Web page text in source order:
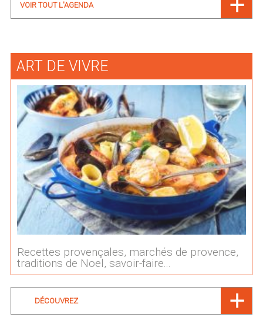
VOIR TOUT L'AGENDA
ART DE VIVRE
Recettes provençales, marchés de provence,
traditions de Noel, savoir-faire...
DÉCOUVREZ